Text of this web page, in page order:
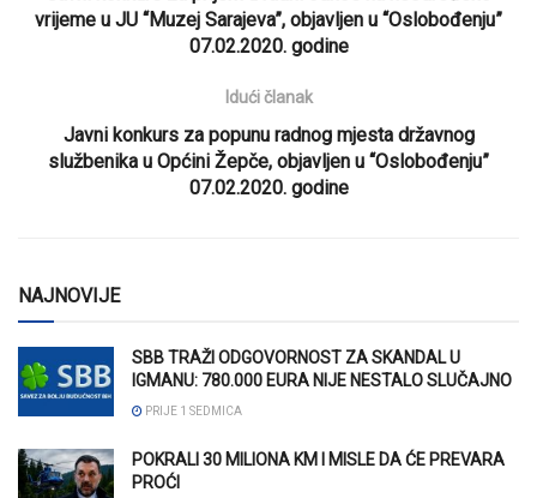
vrijeme u JU “Muzej Sarajeva”, objavljen u “Oslobođenju”
07.02.2020. godine
Idući članak
Javni konkurs za popunu radnog mjesta državnog
službenika u Općini Žepče, objavljen u “Oslobođenju”
07.02.2020. godine
NAJNOVIJE
SBB TRAŽI ODGOVORNOST ZA SKANDAL U
IGMANU: 780.000 EURA NIJE NESTALO SLUČAJNO
PRIJE 1 SEDMICA
POKRALI 30 MILIONA KM I MISLE DA ĆE PREVARA
PROĆI